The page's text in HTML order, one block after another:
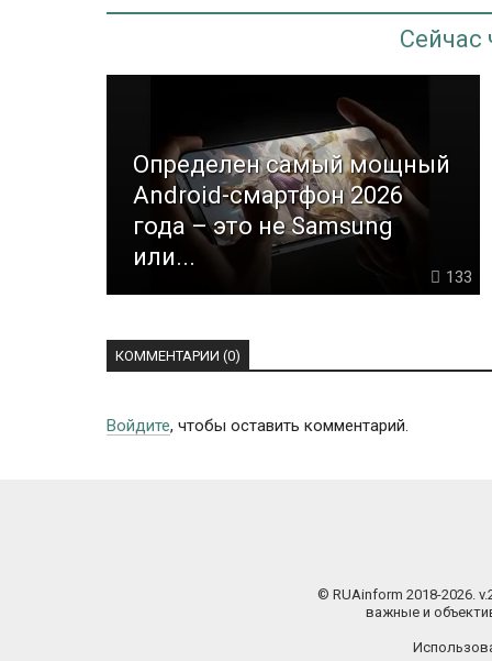
Сейчас
Определен самый мощный
Android-смартфон 2026
года – это не Samsung
или...
133
КОММЕНТАРИИ (0)
Войдите, чтобы оставить комментарий.
© RUAinform 2018-2026.
важные и